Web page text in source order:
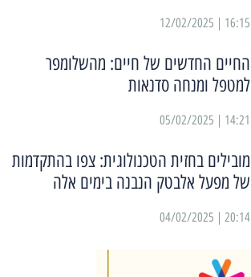
16:15 | 12/02/2025
החיים החדשים של חיים: מהשלומפר
למטפל ומנחה סדנאות
14:21 | 05/02/2025
מובילים בחזית הטכנולוגית: צפו בהתקדמות
של מפעל אלבטק הנבנה בימים אלה
20:14 | 04/02/2025